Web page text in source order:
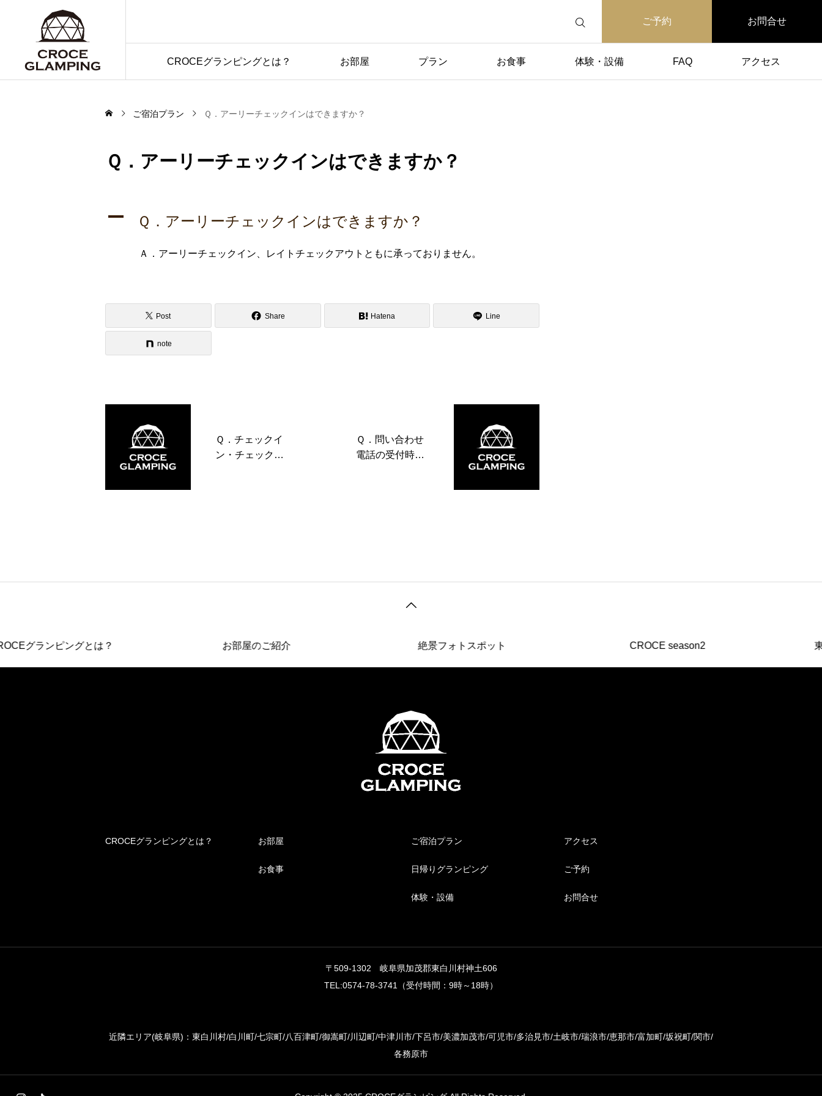
ご予約 お問合せ
CROCEグランピングとは？ お部屋 プラン お食事 体験・設備 FAQ アクセス
ご宿泊プラン Ｑ．アーリーチェックインはできますか？
Ｑ．アーリーチェックインはできますか？
A Ｑ．アーリーチェックインはできますか？
Ａ．アーリーチェックイン、レイトチェックアウトともに承っておりません。
Post Share Hatena Line
note
Ｑ．チェックイ
ン・チェックア
Ｑ．問い合わせ
電話の受付時間
グランピングとは？ お部屋のご紹介 絶景フォトスポット CROCE season2
CROCEグランピングとは？ お部屋
お食事
ご宿泊プラン
日帰りグランピング
体験・設備
アクセス
ご予約
お問合せ
〒509-1302 岐阜県加茂郡東白川村神土606
TEL:0574-78-3741（受付時間：9時～18時）
近隣エリア(岐阜県)：東白川村/白川町/七宗町/八百津町/御嵩町/川辺町/中津川市/下呂市/美濃加茂市/可児市/多治見市/土岐市/瑞浪市/恵那市/富加町/坂祝町/関市/
各務原市